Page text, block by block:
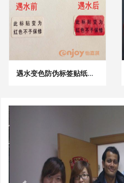
遇水变色防伪标签贴纸印刷